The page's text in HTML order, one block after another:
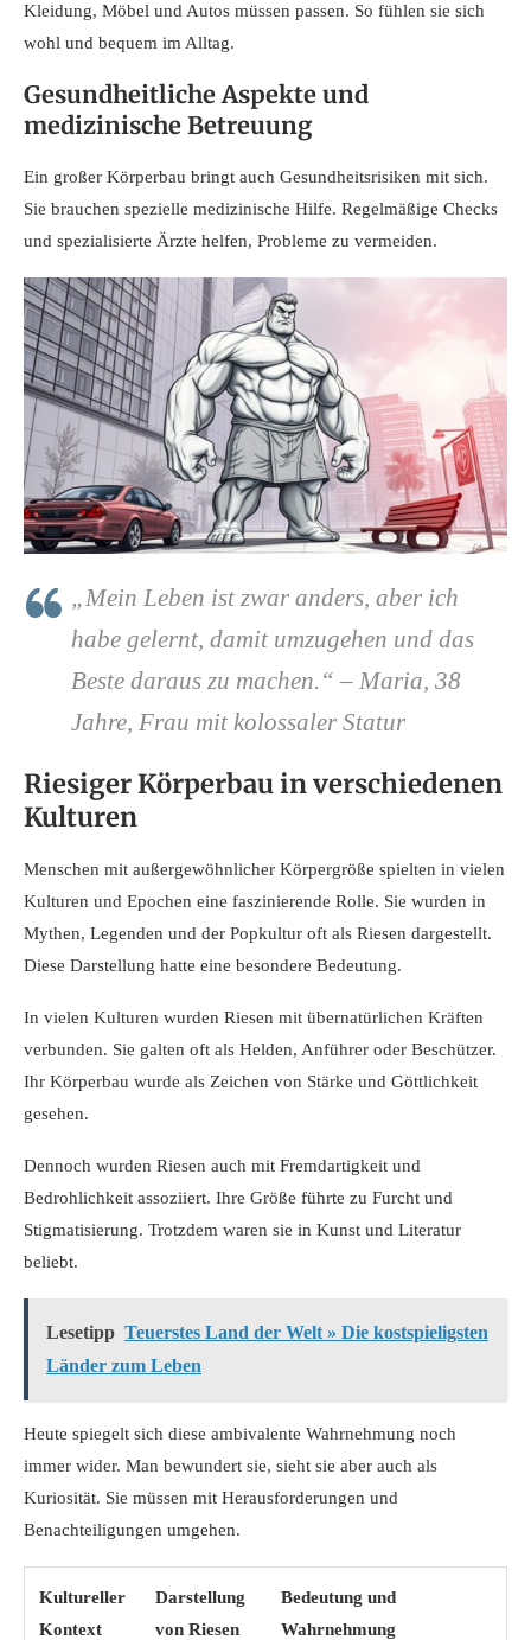
Kleidung, Möbel und Autos müssen passen. So fühlen sie sich
wohl und bequem im Alltag.
Gesundheitliche Aspekte und
medizinische Betreuung
Ein großer Körperbau bringt auch Gesundheitsrisiken mit sich.
Sie brauchen spezielle medizinische Hilfe. Regelmäßige Checks
und spezialisierte Ärzte helfen, Probleme zu vermeiden.
„Mein Leben ist zwar anders, aber ich
habe gelernt, damit umzugehen und das
Beste daraus zu machen.“ – Maria, 38
Jahre, Frau mit kolossaler Statur
Riesiger Körperbau in verschiedenen
Kulturen
Menschen mit außergewöhnlicher Körpergröße spielten in vielen
Kulturen und Epochen eine faszinierende Rolle. Sie wurden in
Mythen, Legenden und der Popkultur oft als Riesen dargestellt.
Diese Darstellung hatte eine besondere Bedeutung.
In vielen Kulturen wurden Riesen mit übernatürlichen Kräften
verbunden. Sie galten oft als Helden, Anführer oder Beschützer.
Ihr Körperbau wurde als Zeichen von Stärke und Göttlichkeit
gesehen.
Dennoch wurden Riesen auch mit Fremdartigkeit und
Bedrohlichkeit assoziiert. Ihre Größe führte zu Furcht und
Stigmatisierung. Trotzdem waren sie in Kunst und Literatur
beliebt.
Lesetipp Teuerstes Land der Welt » Die kostspieligsten
Länder zum Leben
Heute spiegelt sich diese ambivalente Wahrnehmung noch
immer wider. Man bewundert sie, sieht sie aber auch als
Kuriosität. Sie müssen mit Herausforderungen und
Benachteiligungen umgehen.
Kultureller
Kontext
Darstellung
von Riesen
Bedeutung und
Wahrnehmung